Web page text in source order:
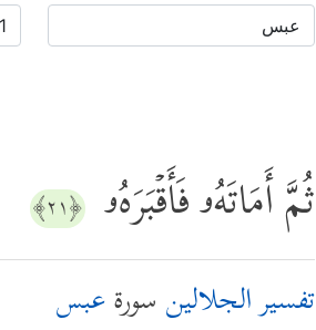
ثُمَّ أَمَاتَهُۥ فَأَقۡبَرَهُۥ ﴿٢١﴾
تفسير الجلالين سورةعبس